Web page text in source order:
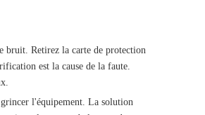
bruit. Retirez la carte de protection
est la cause de la faute.
grincer l'équipement. La solution